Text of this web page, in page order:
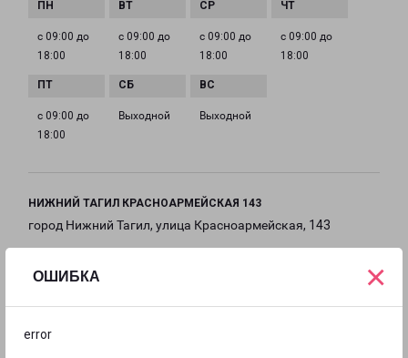
ОШИБКА
error
×
с 09:00 до
18:00
с 09:00 до
18:00
с 09:00 до
18:00
с 09:00 до
18:00
с 09:00 до
18:00
Выходной Выходной
НИЖНИЙ ТАГИЛ КРАСНОАРМЕЙСКАЯ 143
город Нижний Тагил, улица Красноармейская, 143
ТЕЛЕФОН